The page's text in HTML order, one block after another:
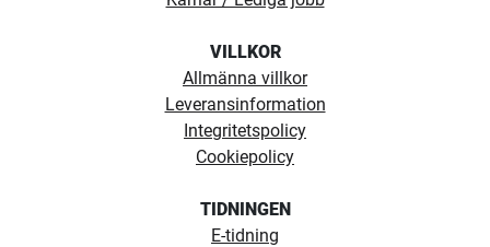
batterianslutning på utsidan samt två stycken 12V
Med indikator för batteristatus
Automatsäkringar 1x10A samt 1x60A
Anpassad till 75Ah, 80Ah och 115Ah marin och
Mått (LxBxH) 43 x 23 x 35 cm
Max mått på batteri 35 x 19 x 23 cm
VILLKOR
Allmänna villkor
Leveransinformation
Integritetspolicy
Cookiepolicy
TIDNINGEN
E-tidning